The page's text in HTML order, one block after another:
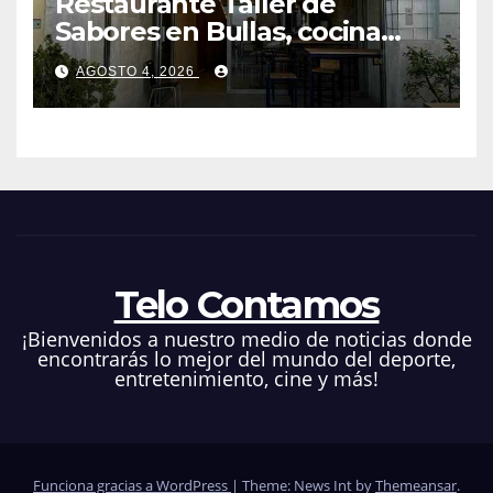
Sabores en Bullas, cocina
ecléctica
AGOSTO 4, 2026
Telo Contamos
¡Bienvenidos a nuestro medio de noticias donde
encontrarás lo mejor del mundo del deporte,
entretenimiento, cine y más!
Funciona gracias a WordPress | Theme: News Int byThemeansar.